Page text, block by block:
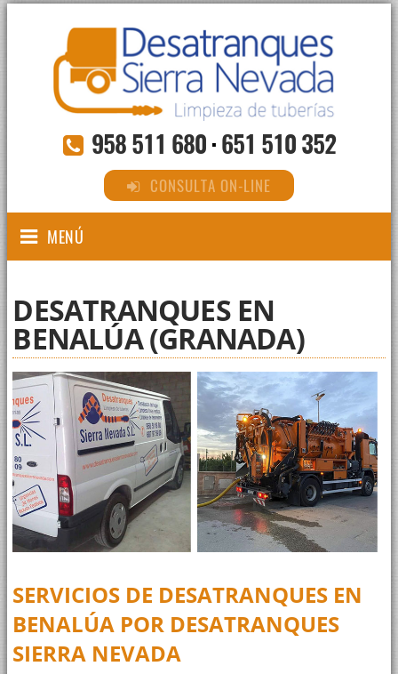
958 511 680·651 510 352
CONSULTA ON-LINE
MENÚ
DESATRANQUES EN
BENALÚA (GRANADA)
SERVICIOS DE DESATRANQUES EN
BENALÚA POR DESATRANQUES
SIERRA NEVADA